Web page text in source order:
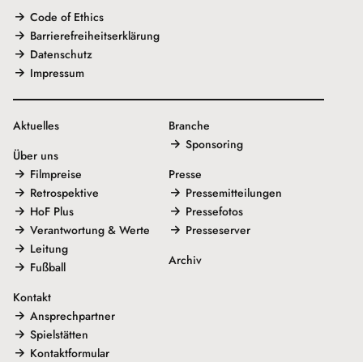
Code of Ethics
Barrierefreiheitserklärung
Datenschutz
Impressum
Aktuelles
Über uns
Filmpreise
Retrospektive
HoF Plus
Verantwortung & Werte
Leitung
Fußball
Kontakt
Ansprechpartner
Spielstätten
Kontaktformular
Branche
Sponsoring
Presse
Pressemitteilungen
Pressefotos
Presseserver
Archiv